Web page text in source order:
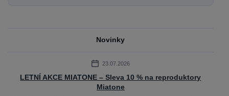
Novinky
23.07.2026
LETNÍ AKCE MIATONE – Sleva 10 % na reproduktory
Miatone